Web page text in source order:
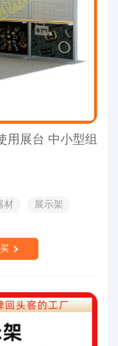
用展台 中小型组
材
展示架